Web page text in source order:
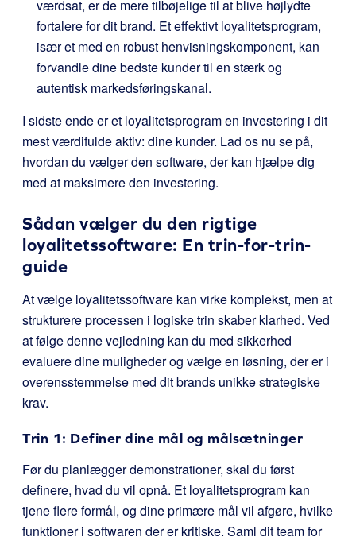
værdsat, er de mere tilbøjelige til at blive højlydte
fortalere for dit brand. Et effektivt loyalitetsprogram,
især et med en robust henvisningskomponent, kan
forvandle dine bedste kunder til en stærk og
autentisk markedsføringskanal.
I sidste ende er et loyalitetsprogram en investering i dit
mest værdifulde aktiv: dine kunder. Lad os nu se på,
hvordan du vælger den software, der kan hjælpe dig
med at maksimere den investering.
Sådan vælger du den rigtige
loyalitetssoftware: En trin-for-trin-
guide
At vælge loyalitetssoftware kan virke komplekst, men at
strukturere processen i logiske trin skaber klarhed. Ved
at følge denne vejledning kan du med sikkerhed
evaluere dine muligheder og vælge en løsning, der er i
overensstemmelse med dit brands unikke strategiske
krav.
Trin 1: Definer dine mål og målsætninger
Før du planlægger demonstrationer, skal du først
definere, hvad du vil opnå. Et loyalitetsprogram kan
tjene flere formål, og dine primære mål vil afgøre, hvilke
funktioner i softwaren der er kritiske. Saml dit team for